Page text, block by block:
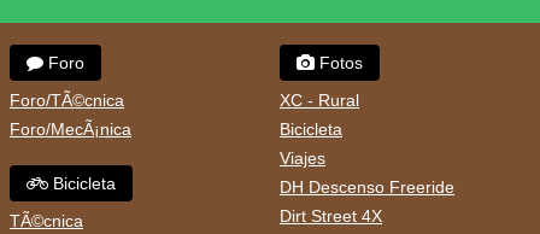
Foro
Foro/TÃ©cnica
Foro/MecÃ¡nica
Bicicleta
TÃ©cnica
Fotos
XC - Rural
Bicicleta
Viajes
DH Descenso Freeride
Dirt Street 4X